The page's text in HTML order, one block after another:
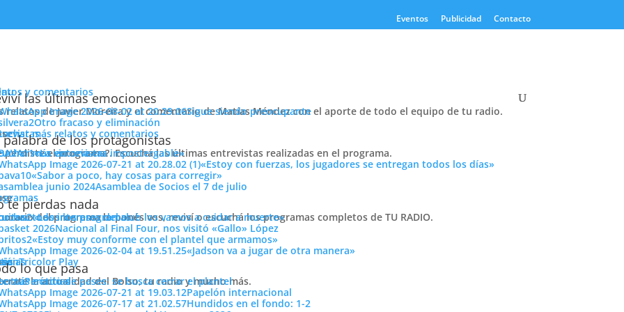
Eventos Publicidad Contacto
y comentarios
las últimas emociones
relatos de Javier Moreira y el comentario de Matías Méndez con el aporte de todo el equipo de tu radio.
Sigue siendo preocupante
Otro fracaso y eliminación
más relatos y comentarios
palabra de los protagonistas
perdiste el programa?. Escuchá las últimas entrevistas realizadas en el programa.
más entrevistas
«La victoria era impostergable»
«Estoy con fuerzas, los jugadores se entregan todos los días»
«Sabor a poco, hay cosas para corregir»
Asamblea de Socios el 7 de julio
te pierdas nada
del programa lo ponés vos, reviví o escuchá los programas completos de TU RADIO.
todos los programas
«Los intereses del club los vamos a cuidar a muerte»
Nacional al Final Four, nos visitó «Gallo» López
«Estoy muy conforme con el plantel que armamos»
«Jadson va a jugar de otra manera»
Play
lo que pasa
la actualidad del Bolso, tu radio y mucho más.
más noticias
Período de pases: se busca cerrar el plantel
Papelón internacional
Hundidos en el fondo: 1-2
de las entradas y operativa de canje y venta de cara al partido del
en el Gran Parque Central.
localesRed Pagos con servicio Tickantel, el CANJE de entradas para
el mismo se extiende hasta el miércoles inclusive y a partir del
Tweets by PasionTricolor1